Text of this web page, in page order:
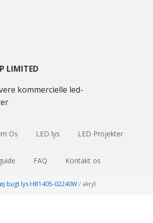
LIMITED
kommercielle led-
Os LED lys LED Projekter
FAQ Kontakt os
bugt lys HB1405-02240W/ akryl